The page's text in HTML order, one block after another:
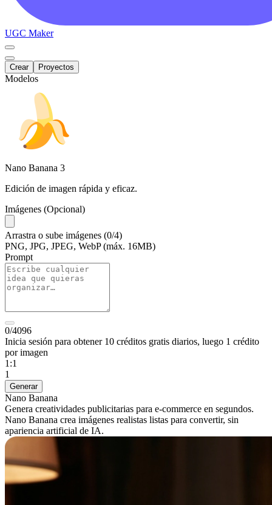
UGC Maker
Crear Proyectos
Modelos
Nano Banana 3
Edición de imagen rápida y eficaz.
Imágenes (Opcional)
Arrastra o sube imágenes (0/4)
PNG, JPG, JPEG, WebP (máx. 16MB)
Prompt
0/4096
Inicia sesión para obtener 10 créditos gratis diarios, luego 1 crédito
por imagen
1:1
1
Generar
Nano Banana
Genera creatividades publicitarias para e-commerce en segundos.
Nano Banana crea imágenes realistas listas para convertir, sin
apariencia artificial de IA.